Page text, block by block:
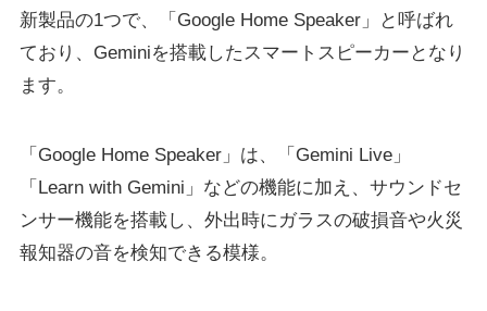
新製品の1つで、「Google Home Speaker」と呼ばれ
ており、Geminiを搭載したスマートスピーカーとなり
ます。
「Google Home Speaker」は、「Gemini Live」
「Learn with Gemini」などの機能に加え、サウンドセ
ンサー機能を搭載し、外出時にガラスの破損音や火災
報知器の音を検知できる模様。